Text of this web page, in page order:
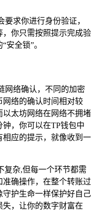
求你进行身份验证，
，你只需按照提示完成验
安全锁”。
网络确认，不同的加密
络的确认时间相对较
太坊网络在网络不拥堵
，你可以在TP钱包中
应的提示，就像收到一
复杂,但每一个环节都需
确操作，在整个转账过
护生命一样保护好自己
，让你的数字财富在